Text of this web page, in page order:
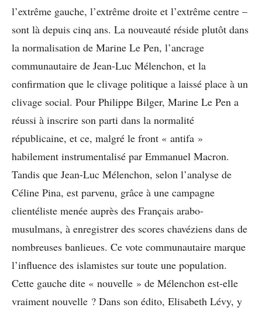
l’extrême gauche, l’extrême droite et l’extrême centre –
sont là depuis cinq ans. La nouveauté réside plutôt dans
la normalisation de Marine Le Pen, l’ancrage
communautaire de Jean-Luc Mélenchon, et la
confirmation que le clivage politique a laissé place à un
clivage social. Pour Philippe Bilger, Marine Le Pen a
réussi à inscrire son parti dans la normalité
républicaine, et ce, malgré le front « antifa »
habilement instrumentalisé par Emmanuel Macron.
Tandis que Jean-Luc Mélenchon, selon l’analyse de
Céline Pina, est parvenu, grâce à une campagne
clientéliste menée auprès des Français arabo-
musulmans, à enregistrer des scores chavéziens dans de
nombreuses banlieues. Ce vote communautaire marque
l’influence des islamistes sur toute une population.
Cette gauche dite « nouvelle » de Mélenchon est-elle
vraiment nouvelle ? Dans son édito, Elisabeth Lévy, y